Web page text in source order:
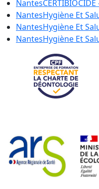
NantesCERTIBIOCIDE
NantesHygiène Et
NantesHygiène Et
NantesHygiène Et